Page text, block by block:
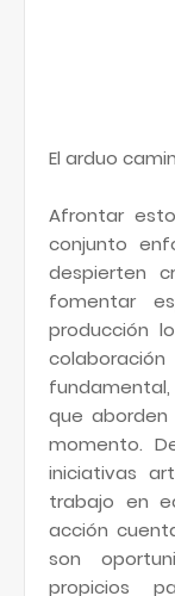
El arduo
Afrontar
conjunto
despierten
fomentar
producción
que aborden
momento.
iniciativas
trabajo en
acción
son
propicios